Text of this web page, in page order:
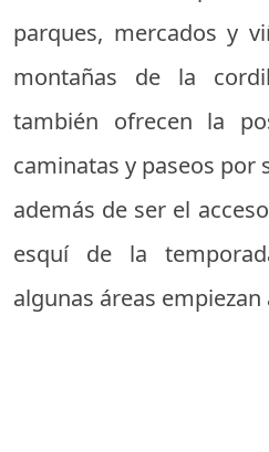
parques, mercados y
montañas de la
también ofrecen la
caminatas y paseos por
además de ser el
esquí de la
algunas áreas